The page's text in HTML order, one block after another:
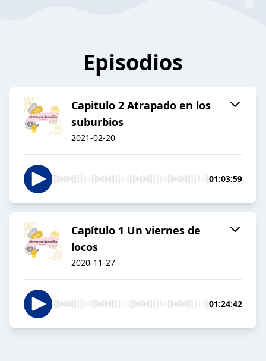
Episodios
Capitulo 2 Atrapado en los
suburbios
2021-02-20
01:03:59
Capítulo 1 Un viernes de
locos
2020-11-27
01:24:42